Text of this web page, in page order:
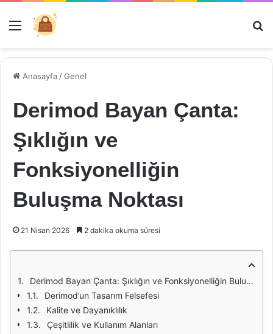
Menü
Anasayfa /Genel
Derimod Bayan Çanta:
Şıklığın ve
Fonksiyonelliğin
Buluşma Noktası
21 Nisan 2026 2 dakika okuma süresi
Derimod Bayan Çanta: Şıklığın ve Fonksiyonelliğin Buluşma Noktası
Derimod’un Tasarım Felsefesi
Kalite ve Dayanıklılık
Çeşitlilik ve Kullanım Alanları